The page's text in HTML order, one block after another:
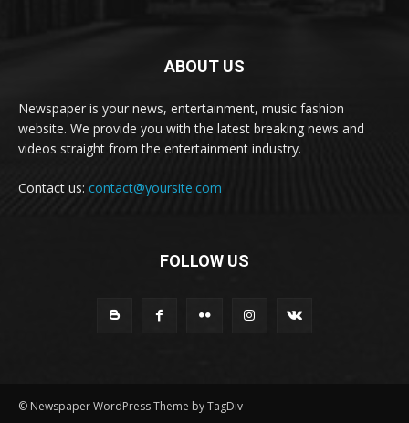
ABOUT US
Newspaper is your news, entertainment, music fashion
website. We provide you with the latest breaking news and
videos straight from the entertainment industry.
Contact us: contact@yoursite.com
FOLLOW US
© Newspaper WordPress Theme by TagDiv